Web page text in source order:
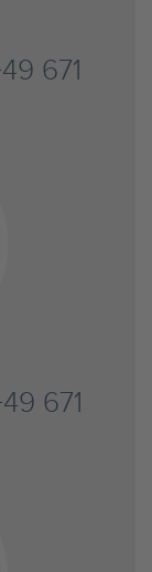
671
671